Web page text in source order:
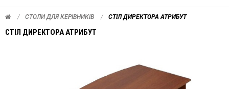
СТОЛИ ДЛЯ КЕРІВНИКІВ СТІЛ ДИРЕКТОРА АТРИБУТ
СТІЛ ДИРЕКТОРА АТРИБУТ